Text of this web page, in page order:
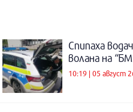
Спипаха
волана на
10:19 | 05 август